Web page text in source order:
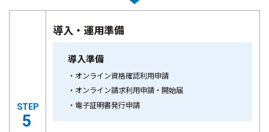
STEP
5
導入・運用準備
導入準備
オンライン資格確認利用申請
オンライン請求利用申請・開始届
電子証明書発行申請